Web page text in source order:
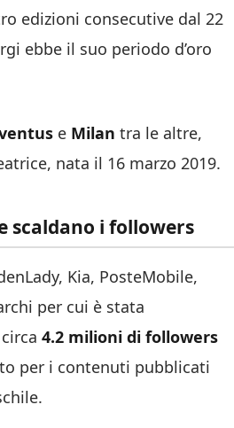
edizioni consecutive dal 22
ebbe il suo periodo d’oro
e Milan tra le altre,
nata il 16 marzo 2019.
scaldano i followers
Kia, PosteMobile,
per cui è stata
4.2 milioni di followers
per i contenuti pubblicati